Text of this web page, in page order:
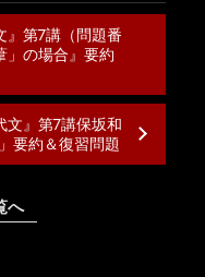
』第7講（問題番
」の場合』要約
文』第7講保坂和
要約＆復習問題
へ